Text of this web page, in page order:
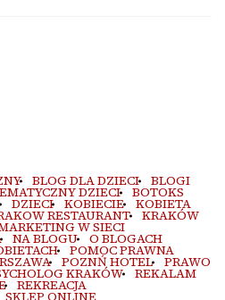
BLOG DLA DZIECI BLOGI
DZIECI BOTOKS
DZIECI KOBIECIE KOBIETA
RESTAURANT KRAKÓW
W SIECI
NA BLOGU O BLOGACH
POMOC PRAWNA
POZNŃ HOTEL PRAWO
KRAKÓW REKALAM
REKREACJA